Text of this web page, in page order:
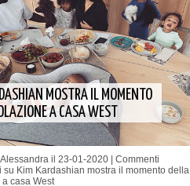
MOSTRA IL MOMENTO
A CASA WEST
il 23-01-2020 | Commenti
su Kim Kardashian mostra il momento della
casa West